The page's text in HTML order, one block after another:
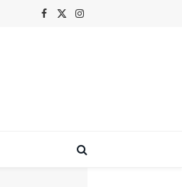
Facebook
X
Instagram